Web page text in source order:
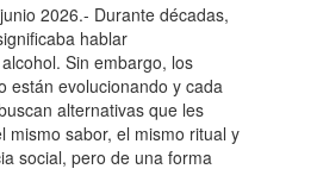
2026.- Durante décadas,
hablar
Sin embargo, los
están evolucionando y cada
alternativas que les
mismo sabor, el mismo ritual y
social, pero de una forma